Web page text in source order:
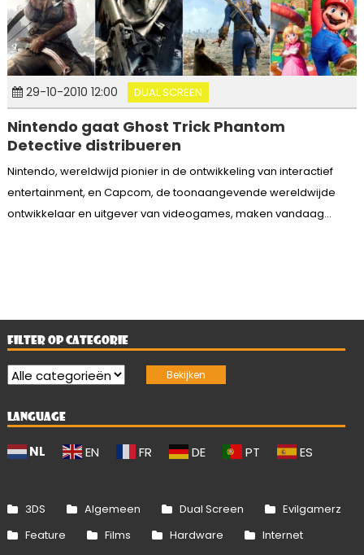
29-10-2010 12:00 DUAL SCREEN
Nintendo gaat Ghost Trick Phantom
Detective distribueren
Nintendo, wereldwijd pionier in de ontwikkeling van interactief
entertainment, en Capcom, de toonaangevende wereldwijde
ontwikkelaar en uitgever van videogames, maken vandaag...
FILTER OP CATEGORIE
LANGUAGE
NL EN FR DE PT ES
3DS Algemeen Dual Screen
Evilgamerz
Feature
Films Hardware
Internet